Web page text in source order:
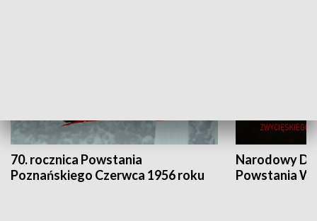
70. rocznica Powstania
Poznańskiego Czerwca 1956 roku
Narodowy
Powstania